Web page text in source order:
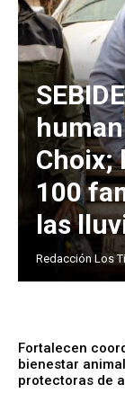
Choix;
100
las
Redacción Los
Fortalecen
bienestar
protectoras de